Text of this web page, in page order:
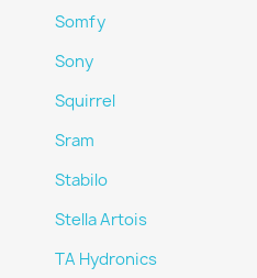
Somfy
Sony
Squirrel
Sram
Stabilo
Stella Artois
TA Hydronics